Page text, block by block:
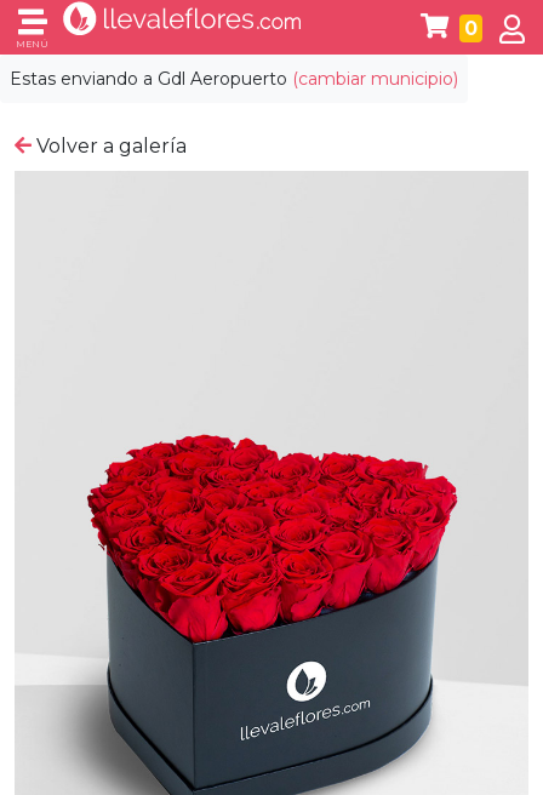
Estas enviando a Gdl Aeropuerto (cambiar municipio)
MENÚ
0
Volver a galería